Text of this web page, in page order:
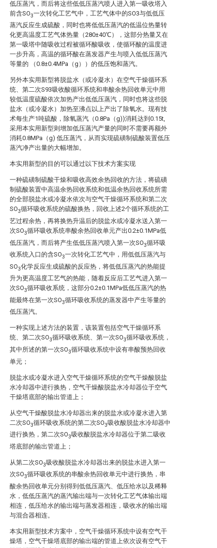
低压蒸汽，而后将这些低低压蒸汽喷人进入第一吸收塔入
前含SO3一次转化工艺气中，工艺气体中的SO3与低低压
蒸汽反应生成硫酸，同时也将低低压蒸汽的低温位热量转
化更高温度工艺气体热量（280±40℃），这部分热量又在
第一吸塔中随吸收过程被循环酸吸收，使循环酸的温度进
一步升高，高温的循环酸在蒸发器产生与喷入低低压蒸汽
等量的 （0.8±0.4MPa（g））的低压饱和蒸汽。
另外本实用新型将脱盐水（或冷凝水）在空气干燥循环系
统、第二次S93吸收酸循环系统和串酸余热回收单元中用
较低温度硫酸依次加热产出低低压蒸汽，同时也将这些脱
盐水（或冷凝水）加热至沸点以上产出了除氧水。现有技
术每生产1吨硫酸，除氧蒸汽（0.8Pa（g))消耗达到0.15t,
采用本实用新型则增加低压蒸汽产量的同时不需要再额外
消耗0.8MPa（g) 低压蒸汽，从而实现硫磺制硫酸装置低压
蒸汽净产出量的大幅增加。
本实用新型的目的可以通过以下技术方案实现
一种硫磺制硫酸干燥和吸收高效余热回收的方法，将硫磺
制硫酸装置中高温余热回收系统和低温余热回收系统所需
的全部脱盐水或冷凝水依次与空气干燥循环系统和第二次
SO3循环吸收系统的硫酸换热，回收上述2个循环系统的工
艺过程余热，再将换热升温后的脱盐水或冷凝水送入第一
次SO3循环吸收系统串酸余热回收单元产出0.2±0.1MPa低
低压蒸汽，而后将产生低低压蒸汽喷入第一次SO3循环吸
收系统入口的含SO3一次转化工艺气中，用低低压蒸汽与
SO3化学反应生成硫酸的反应热，将低低压蒸汽的热能提
升为更高温度工艺气的热能，随着反应后工艺气进入第一
次SO3循环吸收系统，这部分0.2±0.1MPa低低压蒸汽的热
能最终在第一次SO3循环吸收系统的蒸发器中产生等量的
低压蒸汽。
一种实现上述方法的装置，该装置包括空气干燥循环系
统、第二次SO3循环吸收系统、第一次SO3循环吸收系统，
其中所述的第一次SO3循环吸收系统中设有串酸预热回收
单元；
脱盐水或冷凝水进入空气干燥循环系统的空气干燥酸脱盐
水冷却器中进行换热，空气干燥酸脱盐水冷却器位于空气
干燥塔底部的输出管道上；
从空气干燥酸脱盐水冷却器出来的脱盐水或冷凝水进入第
二次SO3循环吸收系统的第二次SO3吸收酸脱盐水冷却器中
进行换热，第二次SO3吸收酸脱盐水冷却器位于第二吸收
塔底部的输出管道上；
从第二次SO3吸收酸脱盐水冷却器出来的脱盐水进入第一
次SO3循环吸收系统的串酸余热回收单元中进行换热，串
酸余热回收单元分别得到低低压蒸汽、低压给水以及稀释
水，低低压蒸汽的蒸汽输出端与一次转化工艺气体输出端
相连，低压给水的输出端与蒸发器相连，吸收水的输出端
与混合器相连。
本实用新型技术方案中，空气干燥循环系统中设有空气干
燥塔，空气干燥塔底部的输出端的管道上依次设有空气干